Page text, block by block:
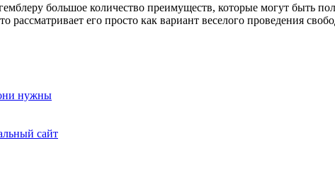
большое количество преимуществ, которые могут быть
его просто как вариант веселого проведения
нужны
сайт